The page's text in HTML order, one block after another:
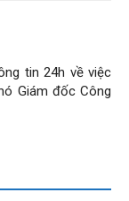
tin 24h về việc
Giám đốc Công